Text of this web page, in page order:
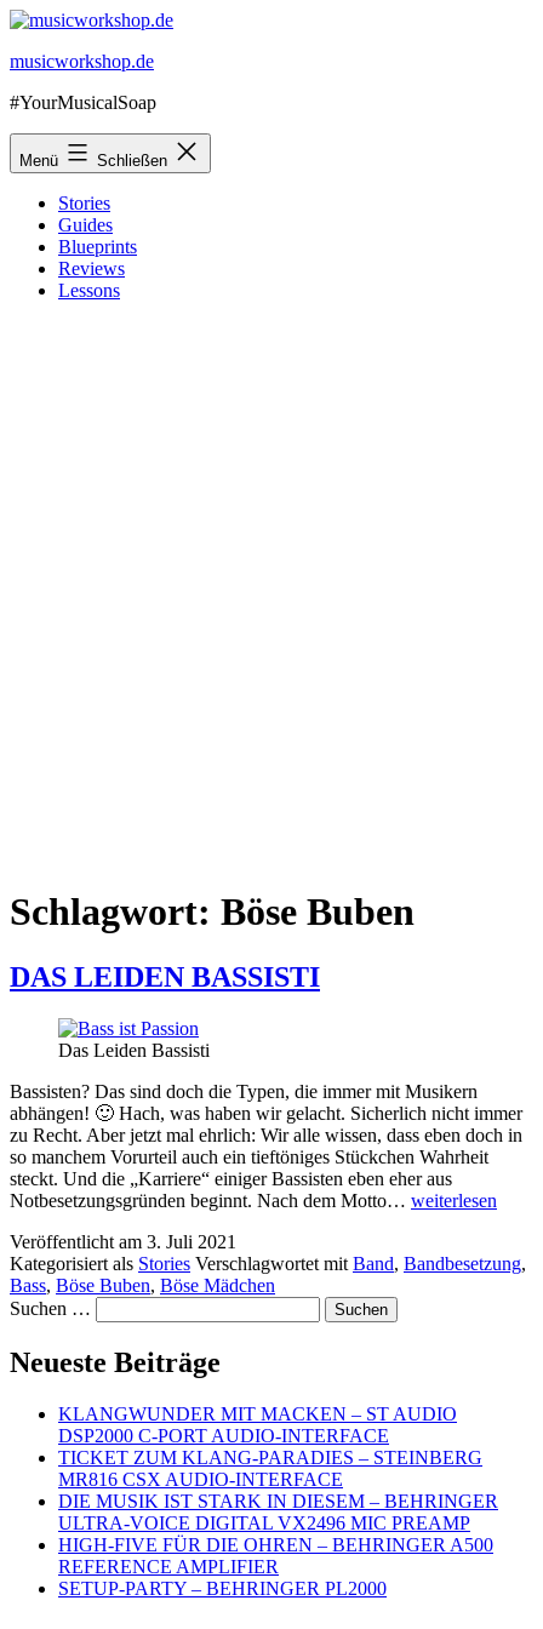
Zum
springen
musicworkshop.de
#YourMusicalSoap
Menü Schließen
Stories
Guides
Blueprints
Reviews
Lessons
Schlagwort: Böse Buben
DAS LEIDEN BASSISTI
Das Leiden Bassisti
Bassisten? Das sind doch die Typen, die immer mit Musikern
abhängen! 🙂 Hach, was haben wir gelacht. Sicherlich nicht immer
zu Recht. Aber jetzt mal ehrlich: Wir alle wissen, dass eben doch in
so manchem Vorurteil auch ein tieftöniges Stückchen Wahrheit
steckt. Und die „Karriere“ einiger Bassisten eben eher aus
Notbesetzungsgründen beginnt. Nach dem Motto… DAS
weiterlesen
Veröffentlicht am 3. Juli 2021
Kategorisiert als Stories Verschlagwortet mit Band, Bandbesetzung,
Bass, Böse Buben, Böse Mädchen
Suchen …
Neueste Beiträge
KLANGWUNDER MIT MACKEN – ST AUDIO
DSP2000 C-PORT AUDIO-INTERFACE
TICKET ZUM KLANG-PARADIES – STEINBERG
MR816 CSX AUDIO-INTERFACE
DIE MUSIK IST STARK IN DIESEM – BEHRINGER
ULTRA-VOICE DIGITAL VX2496 MIC PREAMP
HIGH-FIVE FÜR DIE OHREN – BEHRINGER A500
REFERENCE AMPLIFIER
SETUP-PARTY – BEHRINGER PL2000